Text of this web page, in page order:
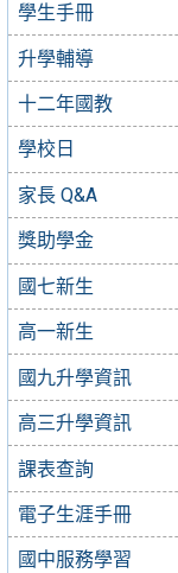
學生手冊
升學輔導
十二年國教
學校日
家長 Q&A
獎助學金
國七新生
高一新生
國九升學資訊
高三升學資訊
課表查詢
電子生涯手冊
國中服務學習